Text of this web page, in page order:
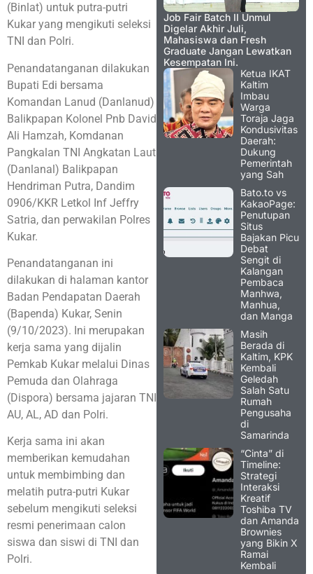
(Binlat) untuk putra-putri
Kukar yang mengikuti seleksi
TNI dan Polri.
Penandatanganan dilakukan
Bupati Edi bersama
Komandan Lanud (Danlanud)
Balikpapan Kolonel Pnb David
Ali Hamzah, Komdanan
Pangkalan TNI Angkatan Laut
(Danlanal) Balikpapan
Hendriman Putra, Dandim
0906/KKR Letkol Inf Jeffry
Satria, dan perwakilan Polres
Kukar.
Penandatanganan ini
dilakukan di halaman kantor
Badan Pendapatan Daerah
(Bapenda) Kukar, Senin
(9/10/2023). Ini merupakan
kerja sama yang dijalin
Pemkab Kukar melalui Dinas
Pemuda dan Olahraga
(Dispora) bersama jajaran TNI
AU, AL, AD dan Polri.
Kerja sama ini akan
memberikan kemudahan
untuk membimbing dan
melatih putra-putri Kukar
sebelum mengikuti seleksi
resmi penerimaan calon
siswa dan siswi di TNI dan
Polri.
Job Fair Batch II Unmul
Digelar Akhir Juli,
Mahasiswa dan Fresh
Graduate Jangan Lewatkan
Kesempatan Ini.
Ketua IKAT
Kaltim
Imbau
Warga
Toraja Jaga
Kondusivitas
Daerah:
Dukung
Pemerintah
yang Sah
Bato.to vs
KakaoPage:
Penutupan
Situs
Bajakan Picu
Debat
Sengit di
Kalangan
Pembaca
Manhwa,
Manhua,
dan Manga
Masih
Berada di
Kaltim, KPK
Kembali
Geledah
Salah Satu
Rumah
Pengusaha
di
Samarinda
“Cinta” di
Timeline:
Strategi
Interaksi
Kreatif
Toshiba TV
dan Amanda
Brownies
yang Bikin X
Ramai
Kembali